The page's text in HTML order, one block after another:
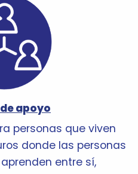
apoyo
personas que viven
donde las personas
entre sí,